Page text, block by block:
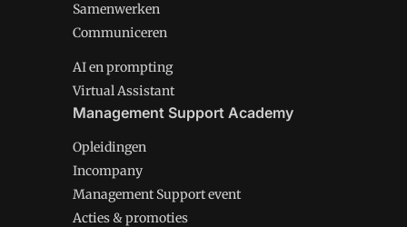
Samenwerken
Communiceren
AI en prompting
Virtual Assistant
Management Support Academy
Opleidingen
Incompany
Management Support event
Acties & promoties